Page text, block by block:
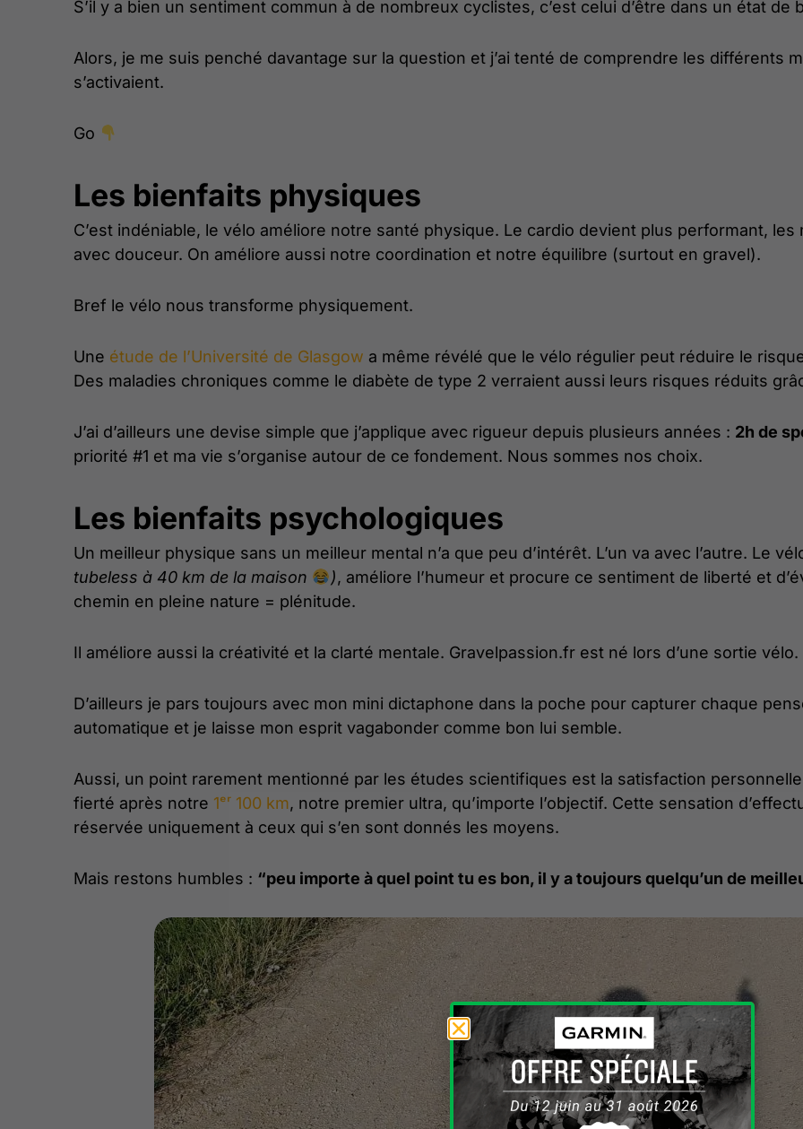
S’il y a bien un sentiment commun à de nombreux cyclistes, c’est celui d’être dans un état
Alors, je me suis penché davantage sur la question et j’ai tenté de comprendre les différents
s’activaient.
Go
Les bienfaits physiques
C’est indéniable, le vélo améliore notre santé physique. Le cardio devient plus performant,
avec douceur. On améliore aussi notre coordination et notre équilibre (surtout en gravel).
Bref le vélo nous transforme physiquement.
Une étude de l’Université de Glasgow a même révélé que le vélo régulier peut réduire le
Des maladies chroniques comme le diabète de type 2 verraient aussi leurs risques réduits
J’ai d’ailleurs une devise simple que j’applique avec rigueur depuis plusieurs années : 2h de
priorité #1 et ma vie s’organise autour de ce fondement. Nous sommes nos choix.
Les bienfaits psychologiques
Un meilleur physique sans un meilleur mental n’a que peu d’intérêt. L’un va avec l’autre. Le
tubeless à 40 km de la maison
), améliore l’humeur et procure ce sentiment de liberté et
chemin en pleine nature = plénitude.
Il améliore aussi la créativité et la clarté mentale. Gravelpassion.fr est né lors d’une sortie
D’ailleurs je pars toujours avec mon mini dictaphone dans la poche pour capturer chaque
automatique et je laisse mon esprit vagabonder comme bon lui semble.
Aussi, un point rarement mentionné par les études scientifiques est la satisfaction
fierté après notre 1ᵉʳ 100 km, notre premier ultra, qu’importe l’objectif. Cette sensation
réservée uniquement à ceux qui s’en sont donnés les moyens.
Mais restons humbles : “peu importe à quel point tu es bon, il y a toujours quelqu’un de